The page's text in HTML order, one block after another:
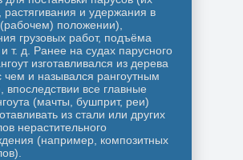
и удержания в
положении),
грузовых работ, подъёма
т. д. Ранее на судах парусного
изготавливался из дерева
чем и назывался рангоутным
впоследствии все главные
(мачты, бушприт, реи)
из стали или других
нерастительного
(например, композитных